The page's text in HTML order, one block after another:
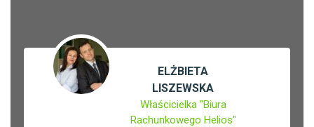
ELŻBIETA
LISZEWSKA
Właścicielka "Biura
Rachunkowego Helios"